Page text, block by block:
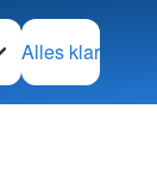
Alles klar